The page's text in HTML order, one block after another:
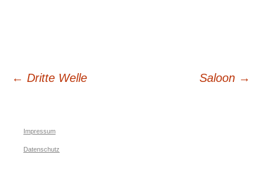
Beitrags-
← Dritte Welle Saloon →
Impressum
Datenschutz